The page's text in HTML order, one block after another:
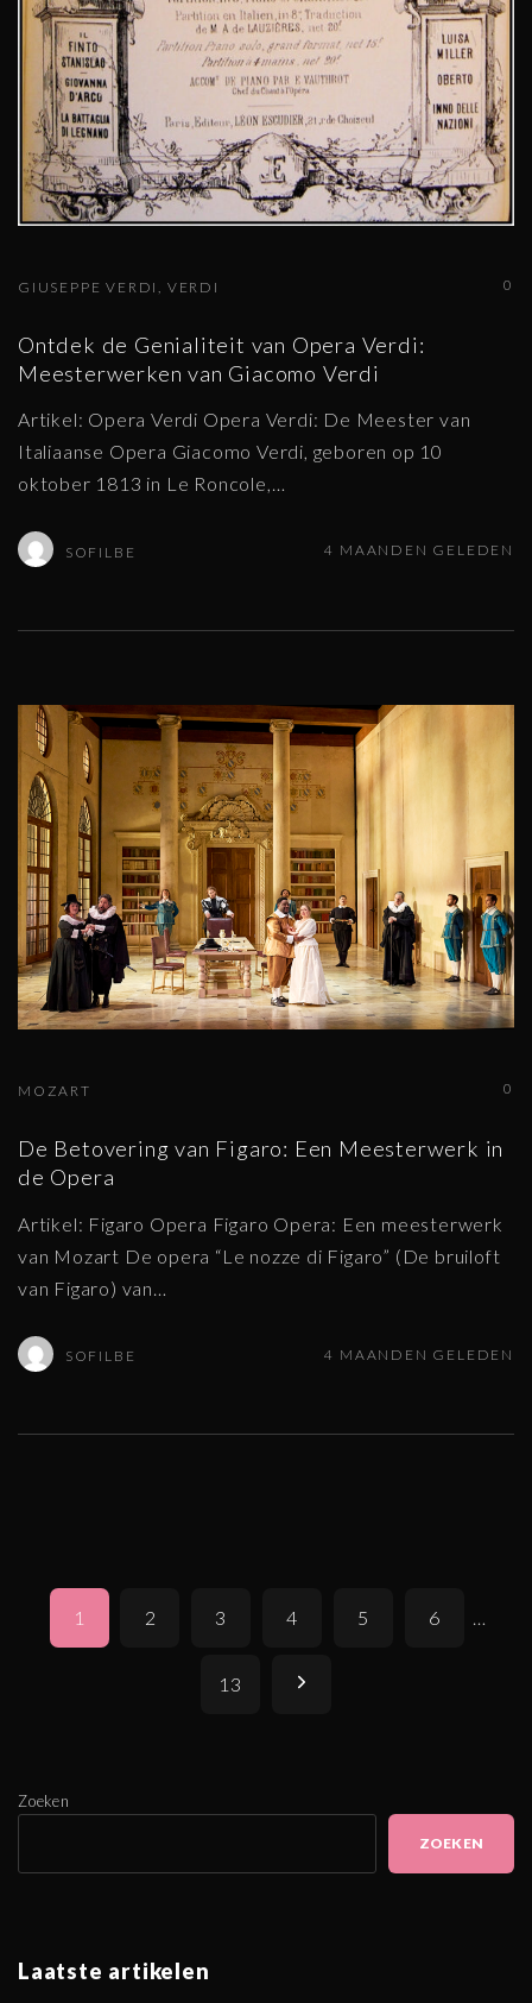
0
GIUSEPPE VERDI VERDI
Ontdek de Genialiteit van Opera Verdi:
Meesterwerken van Giacomo Verdi
Artikel: Opera Verdi Opera Verdi: De Meester van
Italiaanse Opera Giacomo Verdi, geboren op 10
oktober 1813 in Le Roncole,…
SOFILBE 4 MAANDEN GELEDEN
0
MOZART
De Betovering van Figaro: Een Meesterwerk in
de Opera
Artikel: Figaro Opera Figaro Opera: Een meesterwerk
van Mozart De opera “Le nozze di Figaro” (De bruiloft
van Figaro) van
SOFILBE 4 MAANDEN GELEDEN
p
g
a
1 2 3 4 5 6 …
13 V
Zoeken
ZOEKEN
Laatste artikelen